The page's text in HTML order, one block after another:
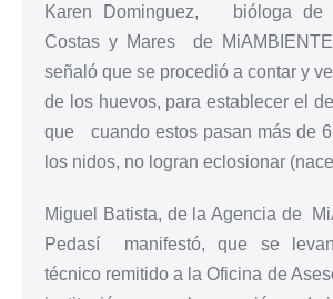
Karen Dominguez, bióloga de
Costas y Mares de
señaló que se procedió a contar y
de los huevos, para establecer el
que cuando estos pasan más de
los nidos, no logran eclosionar
Miguel Batista, de la Agencia de
Pedasí manifestó, que se
técnico remitido a la Oficina de